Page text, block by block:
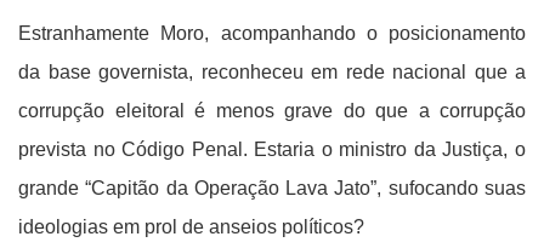
Estranhamente Moro, acompanhando o posicionamento
da base governista, reconheceu em rede nacional que a
corrupção eleitoral é menos grave do que a corrupção
prevista no Código Penal. Estaria o ministro da Justiça, o
grande “Capitão da Operação Lava Jato”, sufocando suas
ideologias em prol de anseios políticos?